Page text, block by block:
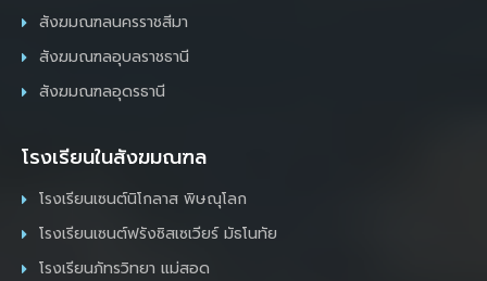
สังฆมณฑลนครราชสีมา
สังฆมณฑลอุบลราชธานี
สังฆมณฑลอุดรธานี
โรงเรียนในสังฆมณฑล
โรงเรียนเซนต์นิโกลาส พิษณุโลก
โรงเรียนเซนต์ฟรังซิสเซเวียร์ มัธโนทัย
โรงเรียนภัทรวิทยา แม่สอด